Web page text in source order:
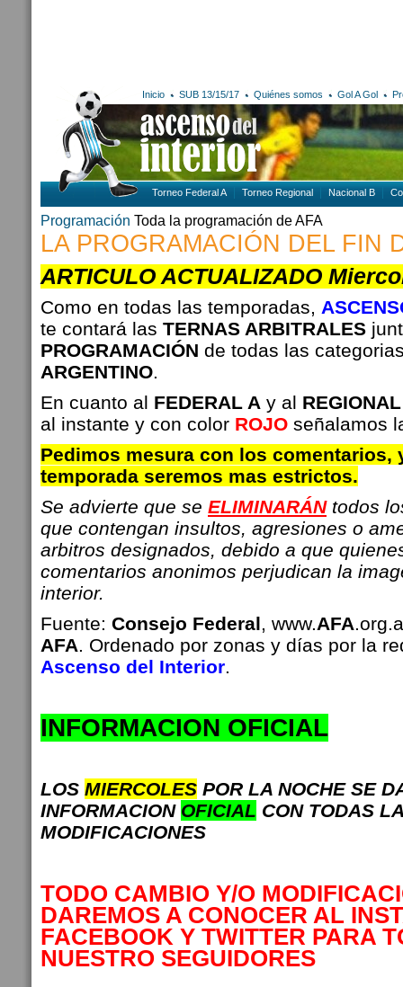
Inicio SUB 13/15/17 Quiénes somos Gol A Gol
Torneo Federal A Torneo Regional Nacional B
Programación Toda la programación de AFA
LA PROGRAMACIÓN DEL FIN
ARTICULO ACTUALIZADO
Como en todas las temporadas,
te contará las TERNAS ARBITRALES
PROGRAMACIÓN de todas las
ARGENTINO.
En cuanto al FEDERAL A y al REGIONAL
al instante y con color ROJO señalamos
Pedimos mesura con los comentarios,
temporada seremos mas estrictos.
Se advierte que se ELIMINARÁNtodos
que contengan insultos, agresiones o
arbitros designados, debido a que
comentarios anonimos perjudican la
interior.
Fuente: Consejo Federal, www.AFA
AFA. Ordenado por zonas y días por la
Ascenso del Interior.
INFORMACION OFICIAL
LOS MIERCOLES POR LA NOCHE SE
INFORMACION OFICIAL CON TODAS
MODIFICACIONES
TODO CAMBIO Y/O
DAREMOS A CONOCER AL
FACEBOOK Y TWITTER PARA
NUESTRO SEGUIDORES